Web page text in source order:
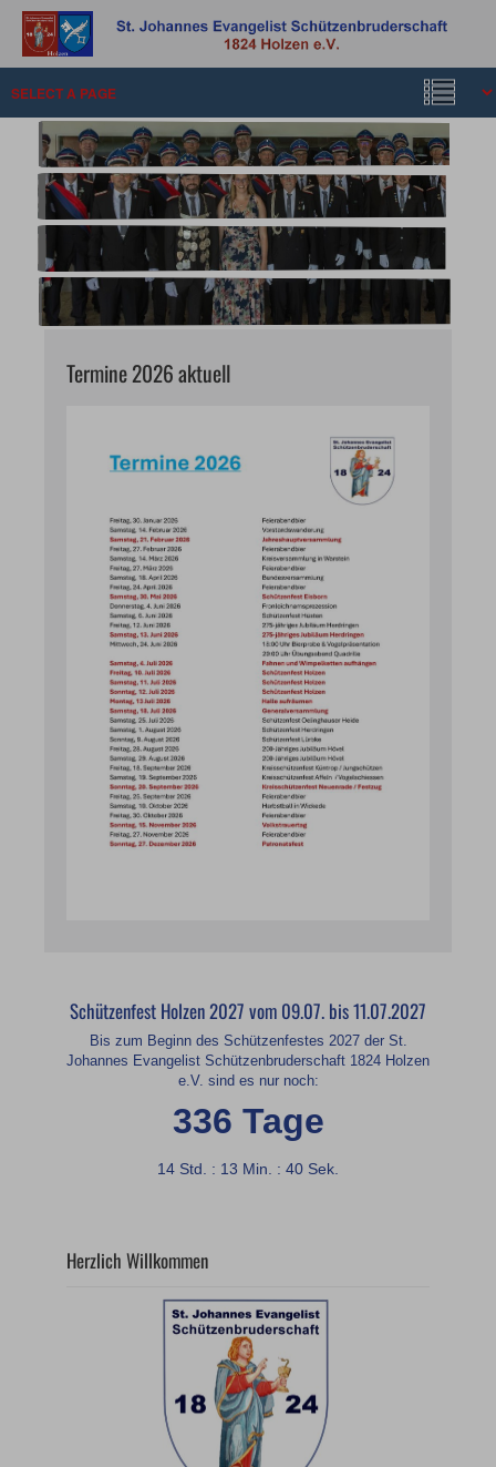
Termine 2026 aktuell
Schützenfest Holzen 2027 vom 09.07. bis 11.07.2027
Bis zum Beginn des Schützenfestes 2027 der St.
Johannes Evangelist Schützenbruderschaft 1824 Holzen
e.V. sind es nur noch:
336 Tage
14 Std. : 13 Min. : 39 Sek.
Herzlich Willkommen